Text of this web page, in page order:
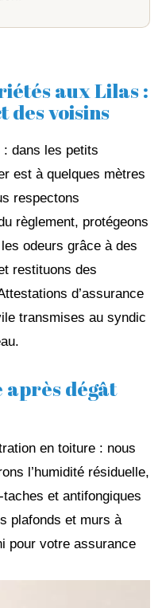
aux Lilas :
des voisins
: dans les petits
est à quelques mètres
respectons
règlement, protégeons
odeurs grâce à des
restituons des
d’assurance
transmises au syndic
dégât
en toiture : nous
l’humidité résiduelle,
et antifongiques
plafonds et murs à
pour votre assurance